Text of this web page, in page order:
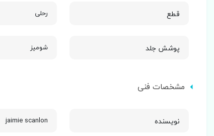
قطع رحلی
پوشش جلد شومیز
مشخصات فنی
نویسنده jaimie scanlon